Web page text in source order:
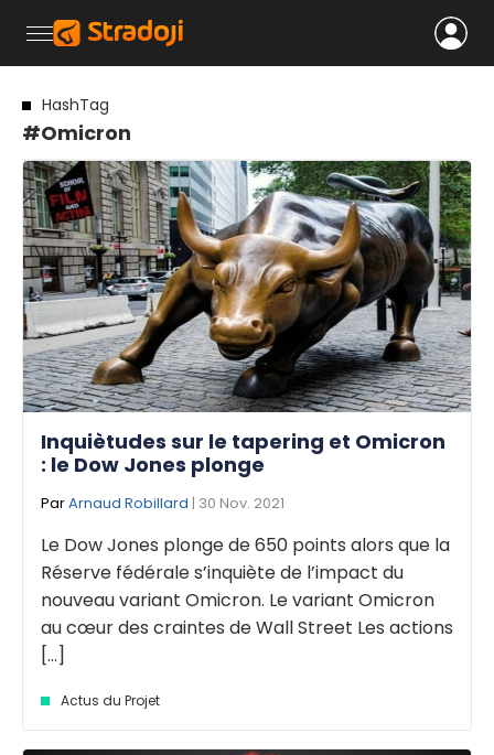
HashTag
#Omicron
Inquiètudes sur le tapering et Omicron
: le Dow Jones plonge
ParArnaud Robillard | 30 Nov. 2021
Le Dow Jones plonge de 650 points alors que la
Réserve fédérale s’inquiète de l’impact du
nouveau variant Omicron. Le variant Omicron
au cœur des craintes de Wall Street Les actions
[...]
Actus du Projet